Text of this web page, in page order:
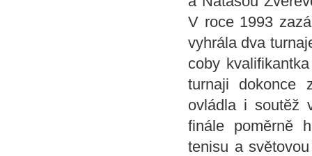
V roce 1993
vyhrála dva
coby
turnaji dokonce
ovládla i soutěž
finále poměrně
tenisu a